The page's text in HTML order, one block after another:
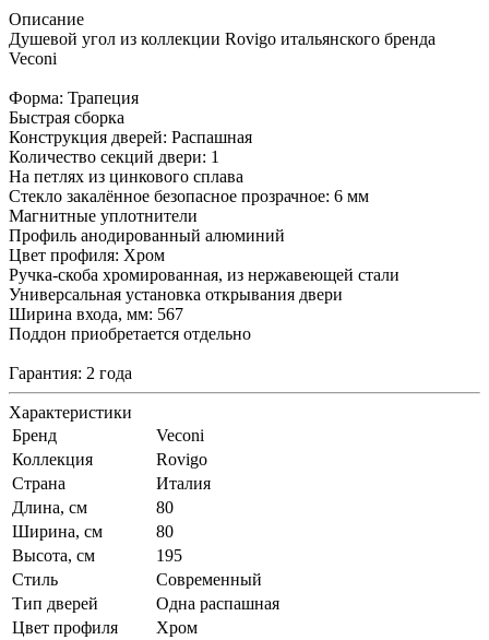
Описание
Душевой угол из коллекции Rovigo итальянского бренда
Veconi
Форма: Трапеция
Быстрая сборка
Конструкция дверей: Распашная
Количество секций двери: 1
На петлях из цинкового сплава
Стекло закалённое безопасное прозрачное: 6 мм
Магнитные уплотнители
Профиль анодированный алюминий
Цвет профиля: Хром
Ручка-скоба хромированная, из нержавеющей стали
Универсальная установка открывания двери
Ширина входа, мм: 567
Поддон приобретается отдельно
Гарантия: 2 года
Характеристики
Бренд
Veconi
Коллекция
Rovigo
Страна
Италия
Длина, см
80
Ширина, см
80
Высота, см
195
Стиль
Современный
Тип дверей
Одна распашная
Цвет профиля
Хром